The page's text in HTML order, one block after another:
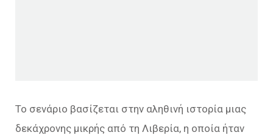
Το σενάριο βασίζεται στην αληθινή ιστορία μιας
δεκάχρονης μικρής από τη Λιβερία, η οποία ήταν